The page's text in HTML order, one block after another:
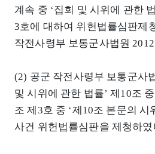
계속 중 ‘집회 및 시위에 관한
3호에 대하여 위헌법률심판제
작전사령부 보통군사법원
(2) 공군 작전사령부 보통군사
및 시위에 관한 법률’ 제10조
조 제3호 중 ‘제10조 본문의 시
사건 위헌법률심판을 제청하였